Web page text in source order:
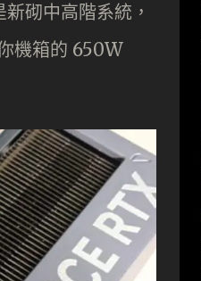
砌中高階系統，
機箱的 650W